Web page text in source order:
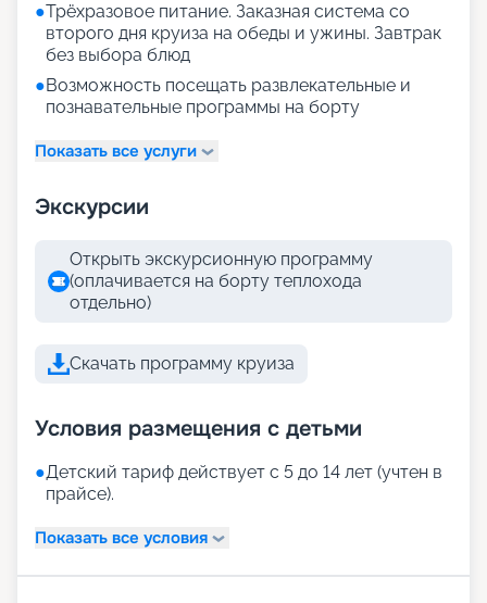
●Трёхразовое питание. Заказная система со
второго дня круиза на обеды и ужины. Завтрак
без выбора блюд
●Возможность посещать развлекательные и
познавательные программы на борту
Показать все услуги
Экскурсии
Открыть экскурсионную программу
(оплачивается на борту теплохода
отдельно)
Скачать программу круиза
Условия размещения с детьми
●Детский тариф действует с 5 до 14 лет (учтен в
прайсе).
Показать все условия